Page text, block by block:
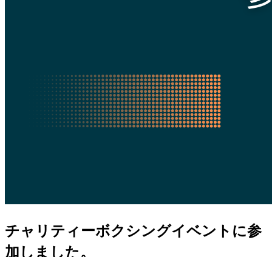
チャリティーボクシングイベントに参
加しました。